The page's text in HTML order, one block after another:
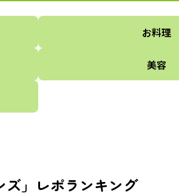
お料理
美容
ズ」レポランキング